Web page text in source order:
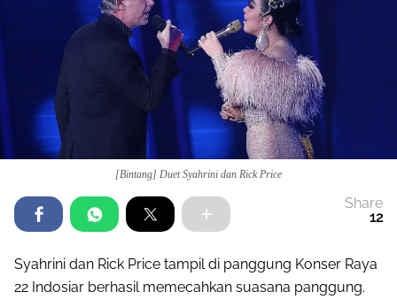
[Bintang] Duet Syahrini dan Rick Price
Share
12
Syahrini dan Rick Price tampil di panggung Konser Raya
22 Indosiar berhasil memecahkan suasana panggung.